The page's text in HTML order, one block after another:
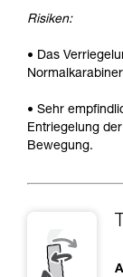
Risiken:
• Das
• Sehr
Entriegelung
Bewegung.